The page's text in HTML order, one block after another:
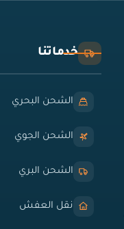
خدماتنا
الشحن البحري
الشحن الجوي
الشحن البري
نقل العفش